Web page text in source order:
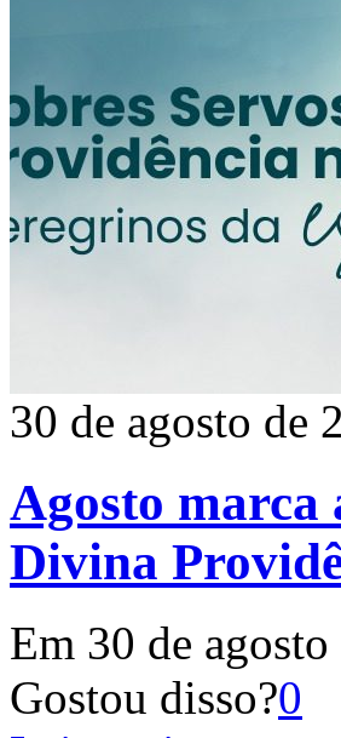
30 de agosto de
Agosto marca
Divina
Em 30 de
Gostou disso?0